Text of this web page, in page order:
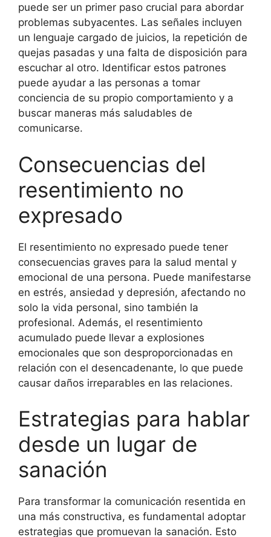
puede ser un primer paso crucial para abordar
problemas subyacentes. Las señales incluyen
un lenguaje cargado de juicios, la repetición de
quejas pasadas y una falta de disposición para
escuchar al otro. Identificar estos patrones
puede ayudar a las personas a tomar
conciencia de su propio comportamiento y a
buscar maneras más saludables de
comunicarse.
Consecuencias del
resentimiento no
expresado
El resentimiento no expresado puede tener
consecuencias graves para la salud mental y
emocional de una persona. Puede manifestarse
en estrés, ansiedad y depresión, afectando no
solo la vida personal, sino también la
profesional. Además, el resentimiento
acumulado puede llevar a explosiones
emocionales que son desproporcionadas en
relación con el desencadenante, lo que puede
causar daños irreparables en las relaciones.
Estrategias para hablar
desde un lugar de
sanación
Para transformar la comunicación resentida en
una más constructiva, es fundamental adoptar
estrategias que promuevan la sanación. Esto